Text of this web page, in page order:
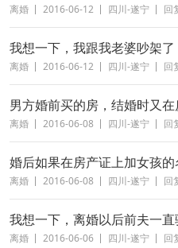
离婚 2016-06-12 四川-遂宁 回
我想一下，我跟我老婆吵架
离婚 2016-06-12 四川-遂宁 回
男方婚前买的房，结婚时又
离婚 2016-06-08 四川-遂宁 回
婚后如果在房产证上加女孩
离婚 2016-06-08 四川-遂宁 回
我想一下，离婚以后前夫一
离婚 2016-06-06 四川-遂宁 回